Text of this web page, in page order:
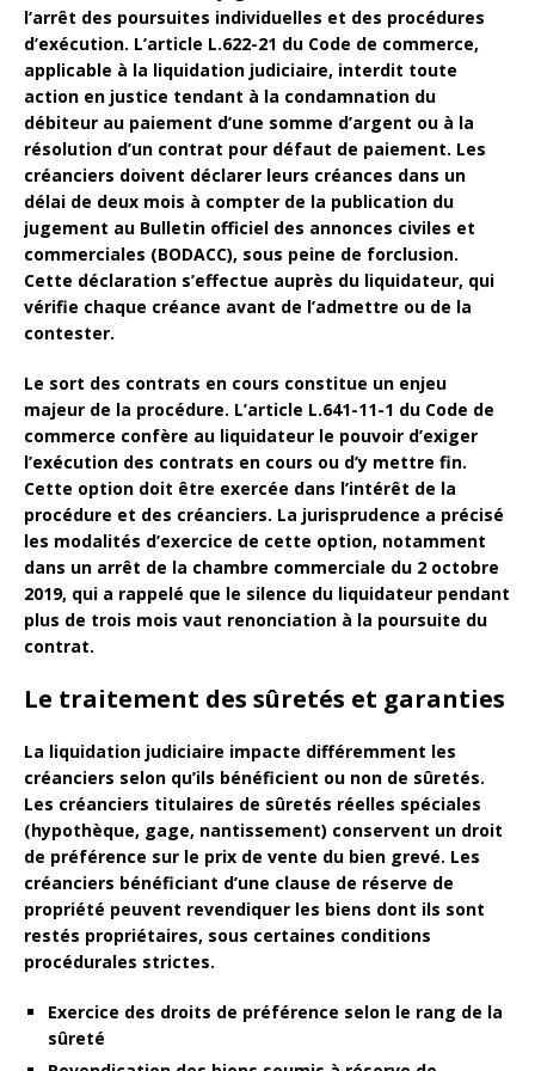
l’arrêt des poursuites individuelles et des procédures
d’exécution. L’article L.622-21 du Code de commerce,
applicable à la liquidation judiciaire, interdit toute
action en justice tendant à la condamnation du
débiteur au paiement d’une somme d’argent ou à la
résolution d’un contrat pour défaut de paiement. Les
créanciers doivent déclarer leurs créances dans un
délai de deux mois à compter de la publication du
jugement au Bulletin officiel des annonces civiles et
commerciales (BODACC), sous peine de forclusion.
Cette déclaration s’effectue auprès du liquidateur, qui
vérifie chaque créance avant de l’admettre ou de la
contester.
Le sort des contrats en cours constitue un enjeu
majeur de la procédure. L’article L.641-11-1 du Code de
commerce confère au liquidateur le pouvoir d’exiger
l’exécution des contrats en cours ou d’y mettre fin.
Cette option doit être exercée dans l’intérêt de la
procédure et des créanciers. La jurisprudence a précisé
les modalités d’exercice de cette option, notamment
dans un arrêt de la chambre commerciale du 2 octobre
2019, qui a rappelé que le silence du liquidateur pendant
plus de trois mois vaut renonciation à la poursuite du
contrat.
Le traitement des sûretés et garanties
La liquidation judiciaire impacte différemment les
créanciers selon qu’ils bénéficient ou non de sûretés.
Les créanciers titulaires de sûretés réelles spéciales
(hypothèque, gage, nantissement) conservent un droit
de préférence sur le prix de vente du bien grevé. Les
créanciers bénéficiant d’une clause de réserve de
propriété peuvent revendiquer les biens dont ils sont
restés propriétaires, sous certaines conditions
procédurales strictes.
Exercice des droits de préférence selon le rang de la
sûreté